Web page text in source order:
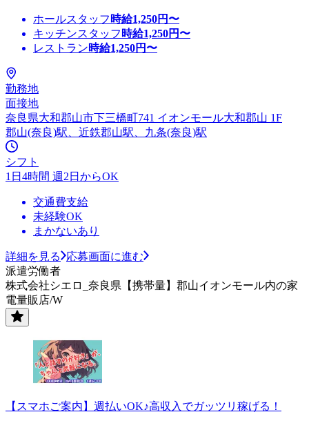
ホールスタッフ 時給1,250円〜
キッチンスタッフ 時給1,250円〜
レストラン時給1,250円〜
勤務地
面接地
奈良県大和郡山市下三橋町741 イオンモール大和郡山 1F
郡山(奈良)駅、近鉄郡山駅、九条(奈良)駅
シフト
1日4時間 週2日からOK
交通費支給
未経験OK
まかないあり
詳細を見る
応募画面に進む
派遣労働者
株式会社シエロ_奈良県【携帯量】郡山イオンモール内の家
電量販店/W
【スマホご案内】週払いOK♪高収入でガッツリ稼げる！